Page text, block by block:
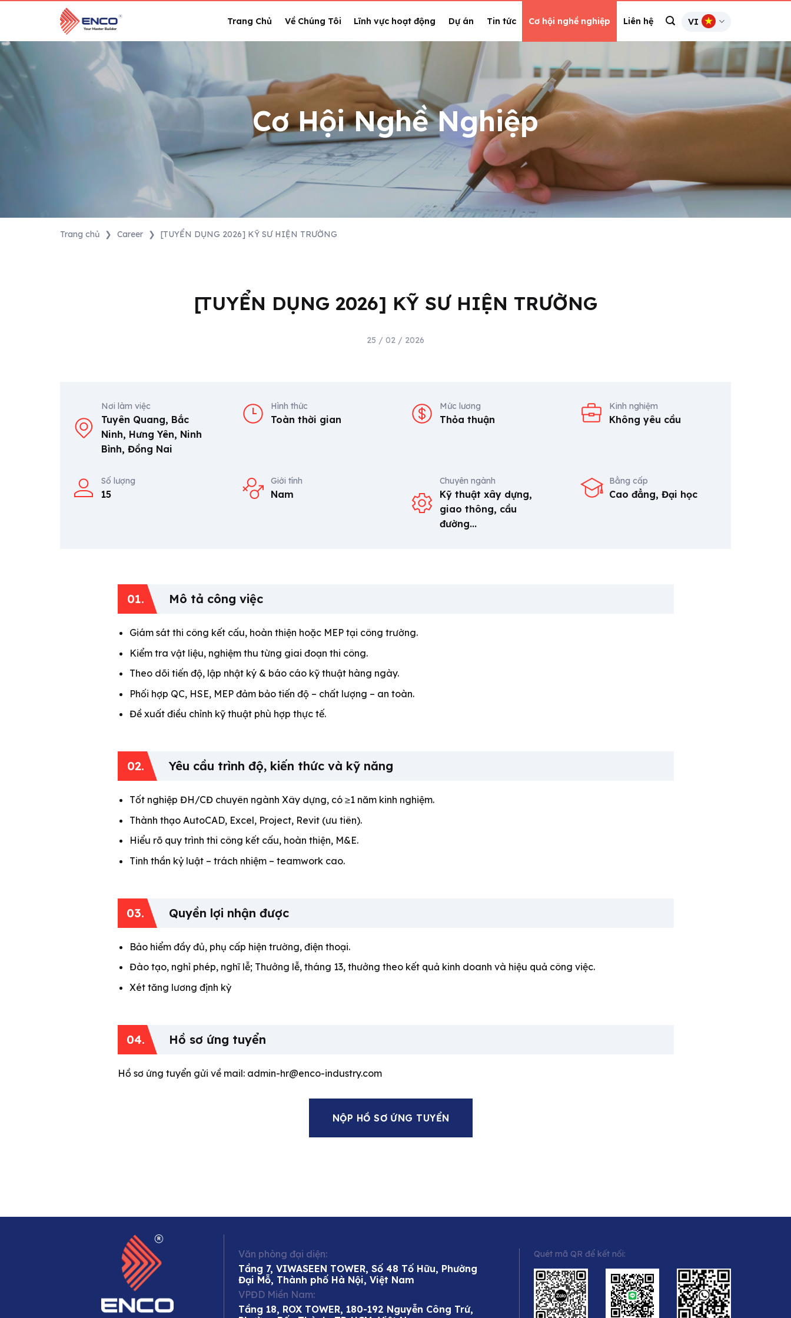
Trang Chủ Về Chúng Tôi Lĩnh vực hoạt động Dự án Tin tức Cơ hội nghề nghiệp Liên hệ VI
Cơ Hội Nghề Nghiệp
Trang chủ ❯ Career ❯ [TUYỂN DỤNG 2026] KỸ SƯ HIỆN TRƯỜNG
[TUYỂN DỤNG 2026] KỸ SƯ HIỆN TRƯỜNG
25 / 02 / 2026
Nơi làm việc
Tuyên Quang, Bắc
Ninh, Hưng Yên, Ninh
Bình, Đồng Nai
Hình thức
Toàn thời gian
Mức lương
Thỏa thuận
Kinh nghiệm
Không yêu cầu
Số lượng
15
Giới tính
Nam
Chuyên ngành
Kỹ thuật xây dựng,
giao thông, cầu
đường...
Bằng cấp
Cao đẳng, Đại học
01. Mô tả công việc
Giám sát thi công kết cấu, hoàn thiện hoặc MEP tại công trường.
Kiểm tra vật liệu, nghiệm thu từng giai đoạn thi công.
Theo dõi tiến độ, lập nhật ký & báo cáo kỹ thuật hàng ngày.
Phối hợp QC, HSE, MEP đảm bảo tiến độ – chất lượng – an toàn.
Đề xuất điều chỉnh kỹ thuật phù hợp thực tế.
02. Yêu cầu trình độ, kiến thức và kỹ năng
Tốt nghiệp ĐH/CĐ chuyên ngành Xây dựng, có ≥1 năm kinh nghiệm.
Thành thạo AutoCAD, Excel, Project, Revit (ưu tiên).
Hiểu rõ quy trình thi công kết cấu, hoàn thiện, M&E.
Tinh thần kỷ luật – trách nhiệm – teamwork cao.
03. Quyền lợi nhận được
Bảo hiểm đầy đủ, phụ cấp hiện trường, điện thoại.
Đào tạo, nghỉ phép, nghĩ lễ; Thưởng lễ, tháng 13, thưởng theo kết quả kinh doanh và hiệu quả công việc.
Xét tăng lương định kỳ
04. Hồ sơ ứng tuyển
Hồ sơ ứng tuyển gửi về mail: admin-hr@enco-industry.com
NỘP HỒ SƠ ỨNG TUYỂN
Văn phòng đại diện:
Tầng 7, VIWASEEN TOWER, Số 48 Tố Hữu, Phường
Đại Mỗ, Thành phố Hà Nội, Việt Nam
VPĐD Miền Nam:
Tầng 18, ROX TOWER, 180-192 Nguyễn Công Trứ,
Quét mã QR để kết nối: